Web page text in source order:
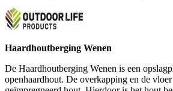
Haardhoutberging Wenen
De Haardhoutberging Wenen is een
openhaardhout. De overkapping en de